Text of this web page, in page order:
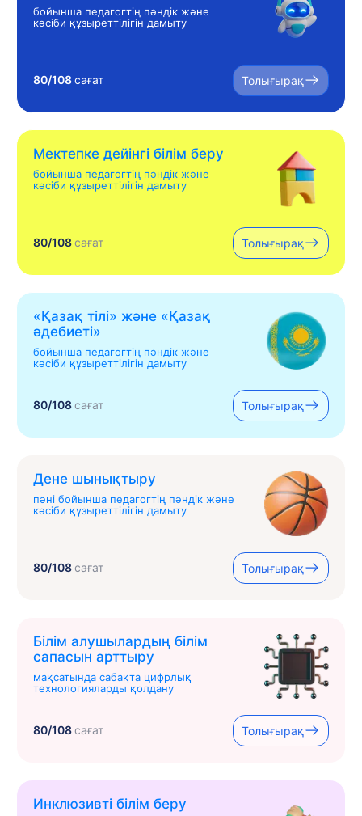
бойынша педагогтің пәндік және
кәсіби құзыреттілігін дамыту
80/108сағат Толығырақ
Мектепке дейінгі білім беру
бойынша педагогтің пәндік және
кәсіби құзыреттілігін дамыту
80/108сағат Толығырақ
«Қазақ тілі» жəне «Қазақ
əдебиеті»
бойынша педагогтің пәндік және
кәсіби құзыреттілігін дамыту
80/108сағат Толығырақ
Дене шынықтыру
пәні бойынша педагогтің пәндік және
кәсіби құзыреттілігін дамыту
80/108сағат Толығырақ
Білім алушылардың білім
сапасын арттыру
мақсатында сабақта цифрлық
технологияларды қолдану
80/108сағат Толығырақ
Инклюзивті білім беру